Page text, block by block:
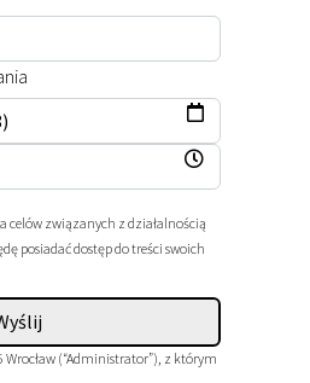
celów związanych z działalnością
posiadać dostęp do treści swoich
(“Administrator”), z którym